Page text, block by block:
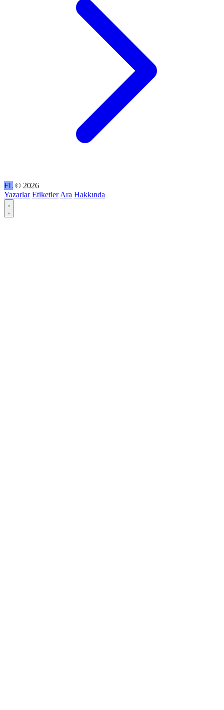
FL © 2026
Yazarlar Etiketler Ara Hakkında